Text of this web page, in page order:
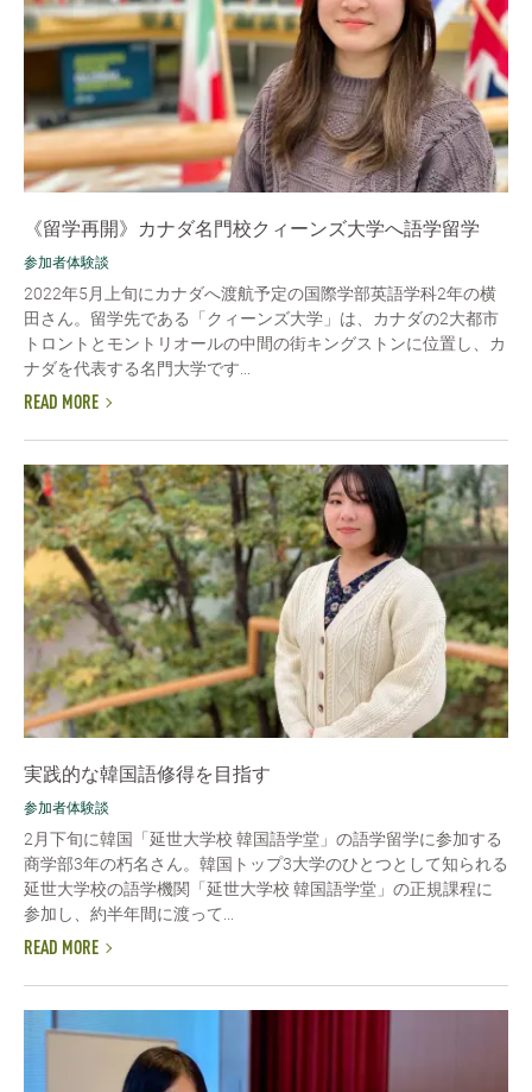
《留学再開》カナダ名門校クィーンズ大学へ語学留学
参加者体験談
2022年5月上旬にカナダへ渡航予定の国際学部英語学科2年の横
田さん。留学先である「クィーンズ大学」は、カナダの2大都市
トロントとモントリオールの中間の街キングストンに位置し、カ
ナダを代表する名門大学です...
READ MORE
実践的な韓国語修得を目指す
参加者体験談
2月下旬に韓国「延世大学校 韓国語学堂」の語学留学に参加する
商学部3年の朽名さん。韓国トップ3大学のひとつとして知られる
延世大学校の語学機関「延世大学校 韓国語学堂」の正規課程に
参加し、約半年間に渡って...
READ MORE